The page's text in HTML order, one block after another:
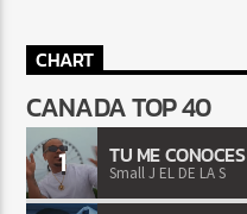
CHART
CANADA TOP 40
1 TU ME CONOCES
Small J EL DE LA S